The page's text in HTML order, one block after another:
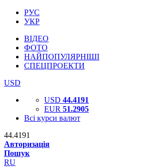
РУС
УКР
ВІДЕО
ФОТО
НАЙПОПУЛЯРНІШІ
СПЕЦПРОЕКТИ
USD
USD 44.4191
EUR 51.2905
Всі курси валют
44.4191
Авторизація
Пошук
RU